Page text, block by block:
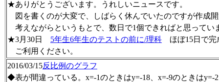
★ありがとうございます。うれしいニュースです。
図を書くのが大変で、しばらく休んでいたのですが作成
考えながらというもとで、数日で1個できればと思ってい
★3月30日 5年生6年生のテストの前に/理科 ほぼ15日で完
ご利用ください。
2016/03/15反比例のグラフ
◆表が間違っている。x=-1のときはy=-18、x=-9のときはy=-